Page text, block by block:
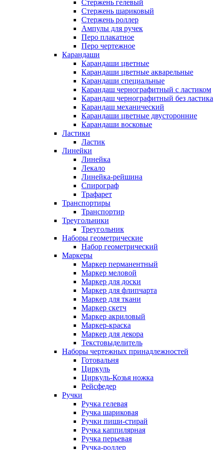
Стержень гелевый
Стержень шариковый
Стержень роллер
Ампулы для ручек
Перо плакатное
Перо чертежное
Карандаши
Карандаши цветные
Карандаши цветные акварельные
Карандаши специальные
Карандаш чернографитный с ластиком
Карандаш чернографитный без ластика
Карандаш механический
Карандаши цветные двусторонние
Карандаши восковые
Ластики
Ластик
Линейки
Линейка
Лекало
Линейка-рейшина
Спирограф
Трафарет
Транспортиры
Транспортир
Треугольники
Треугольник
Наборы геометрические
Набор геометрический
Маркеры
Маркер перманентный
Маркер меловой
Маркер для доски
Маркер для флипчарта
Маркер для ткани
Маркер скетч
Маркер акриловый
Маркер-краска
Маркер для декора
Текстовыделитель
Наборы чертежных принадлежностей
Готовальня
Циркуль
Циркуль-Козья ножка
Рейсфедер
Ручки
Ручка гелевая
Ручка шариковая
Ручки пиши-стирай
Ручка каппилярная
Ручка перьевая
Ручка-роллер